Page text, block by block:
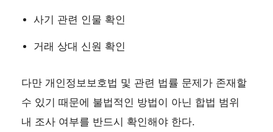
사기 관련 인물 확인
거래 상대 신원 확인
다만 개인정보보호법 및 관련 법률 문제가 존재할
수 있기 때문에 불법적인 방법이 아닌 합법 범위
내 조사 여부를 반드시 확인해야 한다.